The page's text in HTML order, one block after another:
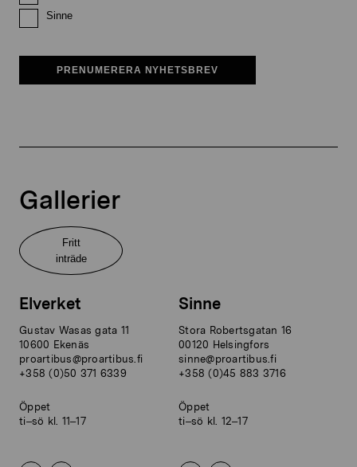
Sinne
PRENUMERERA NYHETSBREV
Gallerier
Fritt
inträde
Elverket
Gustav Wasas gata 11
10600 Ekenäs
proartibus@proartibus.fi
+358 (0)50 371 6339
Öppet
ti–sö kl. 11–17
Sinne
Stora Robertsgatan 16
00120 Helsingfors
sinne@proartibus.fi
+358 (0)45 883 3716
Öppet
ti–sö kl. 12–17